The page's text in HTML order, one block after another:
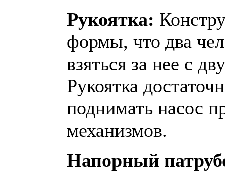
Рукоятка:
формы, что два
взяться за нее с
Рукоятка
поднимать насос
механизмов.
Напорный